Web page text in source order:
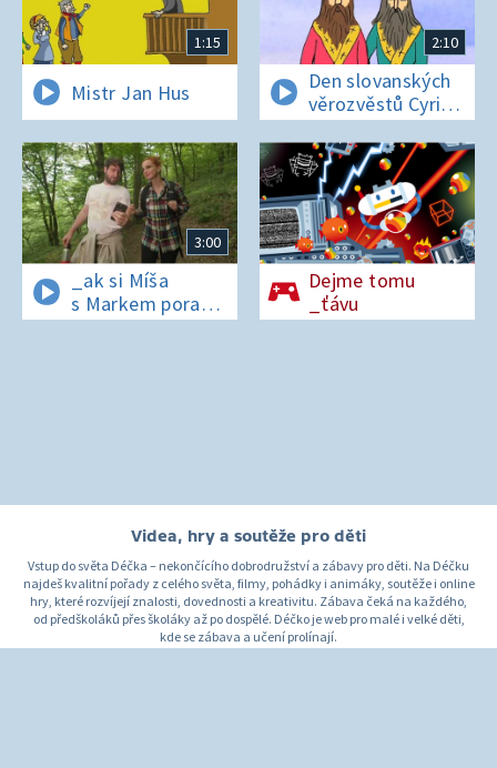
1:15
Mistr Jan Hus
2:10
Den slovanských
věrozvěstů Cyrila
a Metoděje
3:00
_ak si Míša
s Markem poradí
v lese bez
Dejme tomu
_ťávu
Videa, hry a soutěže pro děti
Vstup do světa Déčka – nekončícího dobrodružství a zábavy pro děti. Na Déčku
najdeš kvalitní pořady z celého světa, filmy, pohádky i animáky, soutěže i online
hry, které rozvíjejí znalosti, dovednosti a kreativitu. Zábava čeká na každého,
od předškoláků přes školáky až po dospělé. Déčko je web pro malé i velké děti,
kde se zábava a učení prolínají.